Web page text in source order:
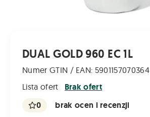
DUAL GOLD 960 EC 1L
Numer GTIN / EAN: 5901157070364
Lista ofert
Brak ofert
0 brak ocen i recenzji